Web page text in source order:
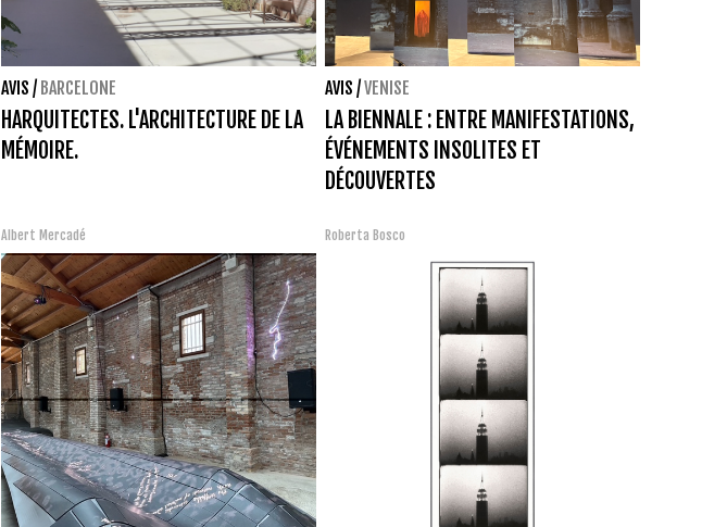
AVIS / BARCELONE
HARQUITECTES. L'ARCHITECTURE DE LA
MÉMOIRE.
Albert Mercadé
AVIS /VENISE
LA BIENNALE : ENTRE MANIFESTATIONS,
ÉVÉNEMENTS INSOLITES ET
DÉCOUVERTES
Roberta Bosco